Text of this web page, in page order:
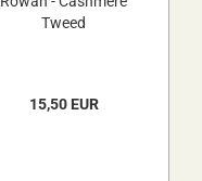
Tweed
15,50 EUR